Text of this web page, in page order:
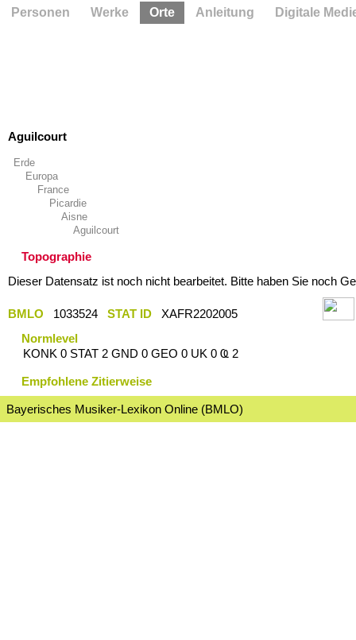
Aguilcourt
Erde
Europa
France
Picardie
Aisne
Aguilcourt
Topographie
Dieser Datensatz ist noch nicht bearbeitet. Bitte haben Sie noch
BMLO 1033524 STAT ID
XAFR2202005
Normlevel
KONK 0 STAT 2 GND 0 GEO 0 UK 0 Ҩ 2
Empfohlene Zitierweise
Bayerisches Musiker-Lexikon Online (BMLO)
Personen Werke Orte Anleitung Digitale